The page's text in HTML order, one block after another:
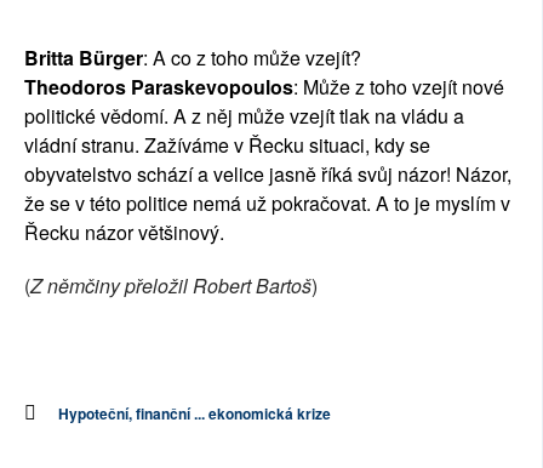
Britta Bürger: A co z toho může vzejít?
Theodoros Paraskevopoulos: Může z toho vzejít nové
politické vědomí. A z něj může vzejít tlak na vládu a
vládní stranu. Zažíváme v Řecku situaci, kdy se
obyvatelstvo schází a velice jasně říká svůj názor! Názor,
že se v této politice nemá už pokračovat. A to je myslím v
Řecku názor většinový.
(Z němčiny přeložil Robert Bartoš)
Hypoteční, finanční ... ekonomická krize